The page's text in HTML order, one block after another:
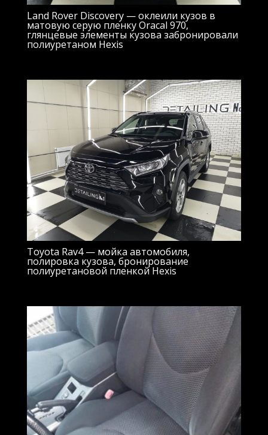
Land Rover Discovery — оклеили кузов в
матовую серую пленку Oracal 970,
глянцевые элементы кузова забронировали
полиуретаном Hexis
Toyota Rav4 — мойка автомобиля,
полировка кузова, бронирование
полиуретановой пленкой Hexis